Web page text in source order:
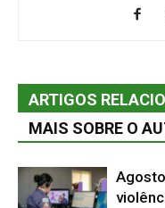
ARTIGOS
MAIS SOBRE O